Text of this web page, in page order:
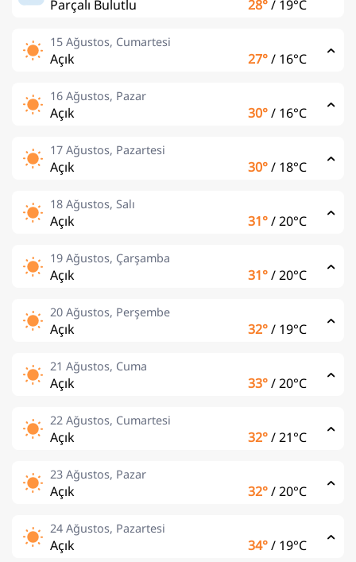
Parçalı Bulutlu 28°/ 19°C
15 Ağustos, Cumartesi
Açık 27°/ 16°C
16 Ağustos, Pazar
Açık 30°/ 16°C
17 Ağustos, Pazartesi
Açık 30°/ 18°C
18 Ağustos, Salı
Açık 31°/20°C
19 Ağustos, Çarşamba
Açık 31°/20°C
20 Ağustos, Perşembe
Açık 32°/ 19°C
21 Ağustos, Cuma
Açık 33°/20°C
22 Ağustos, Cumartesi
Açık 32°/21°C
23 Ağustos, Pazar
Açık 32°/20°C
24 Ağustos, Pazartesi
Açık 34°/ 19°C